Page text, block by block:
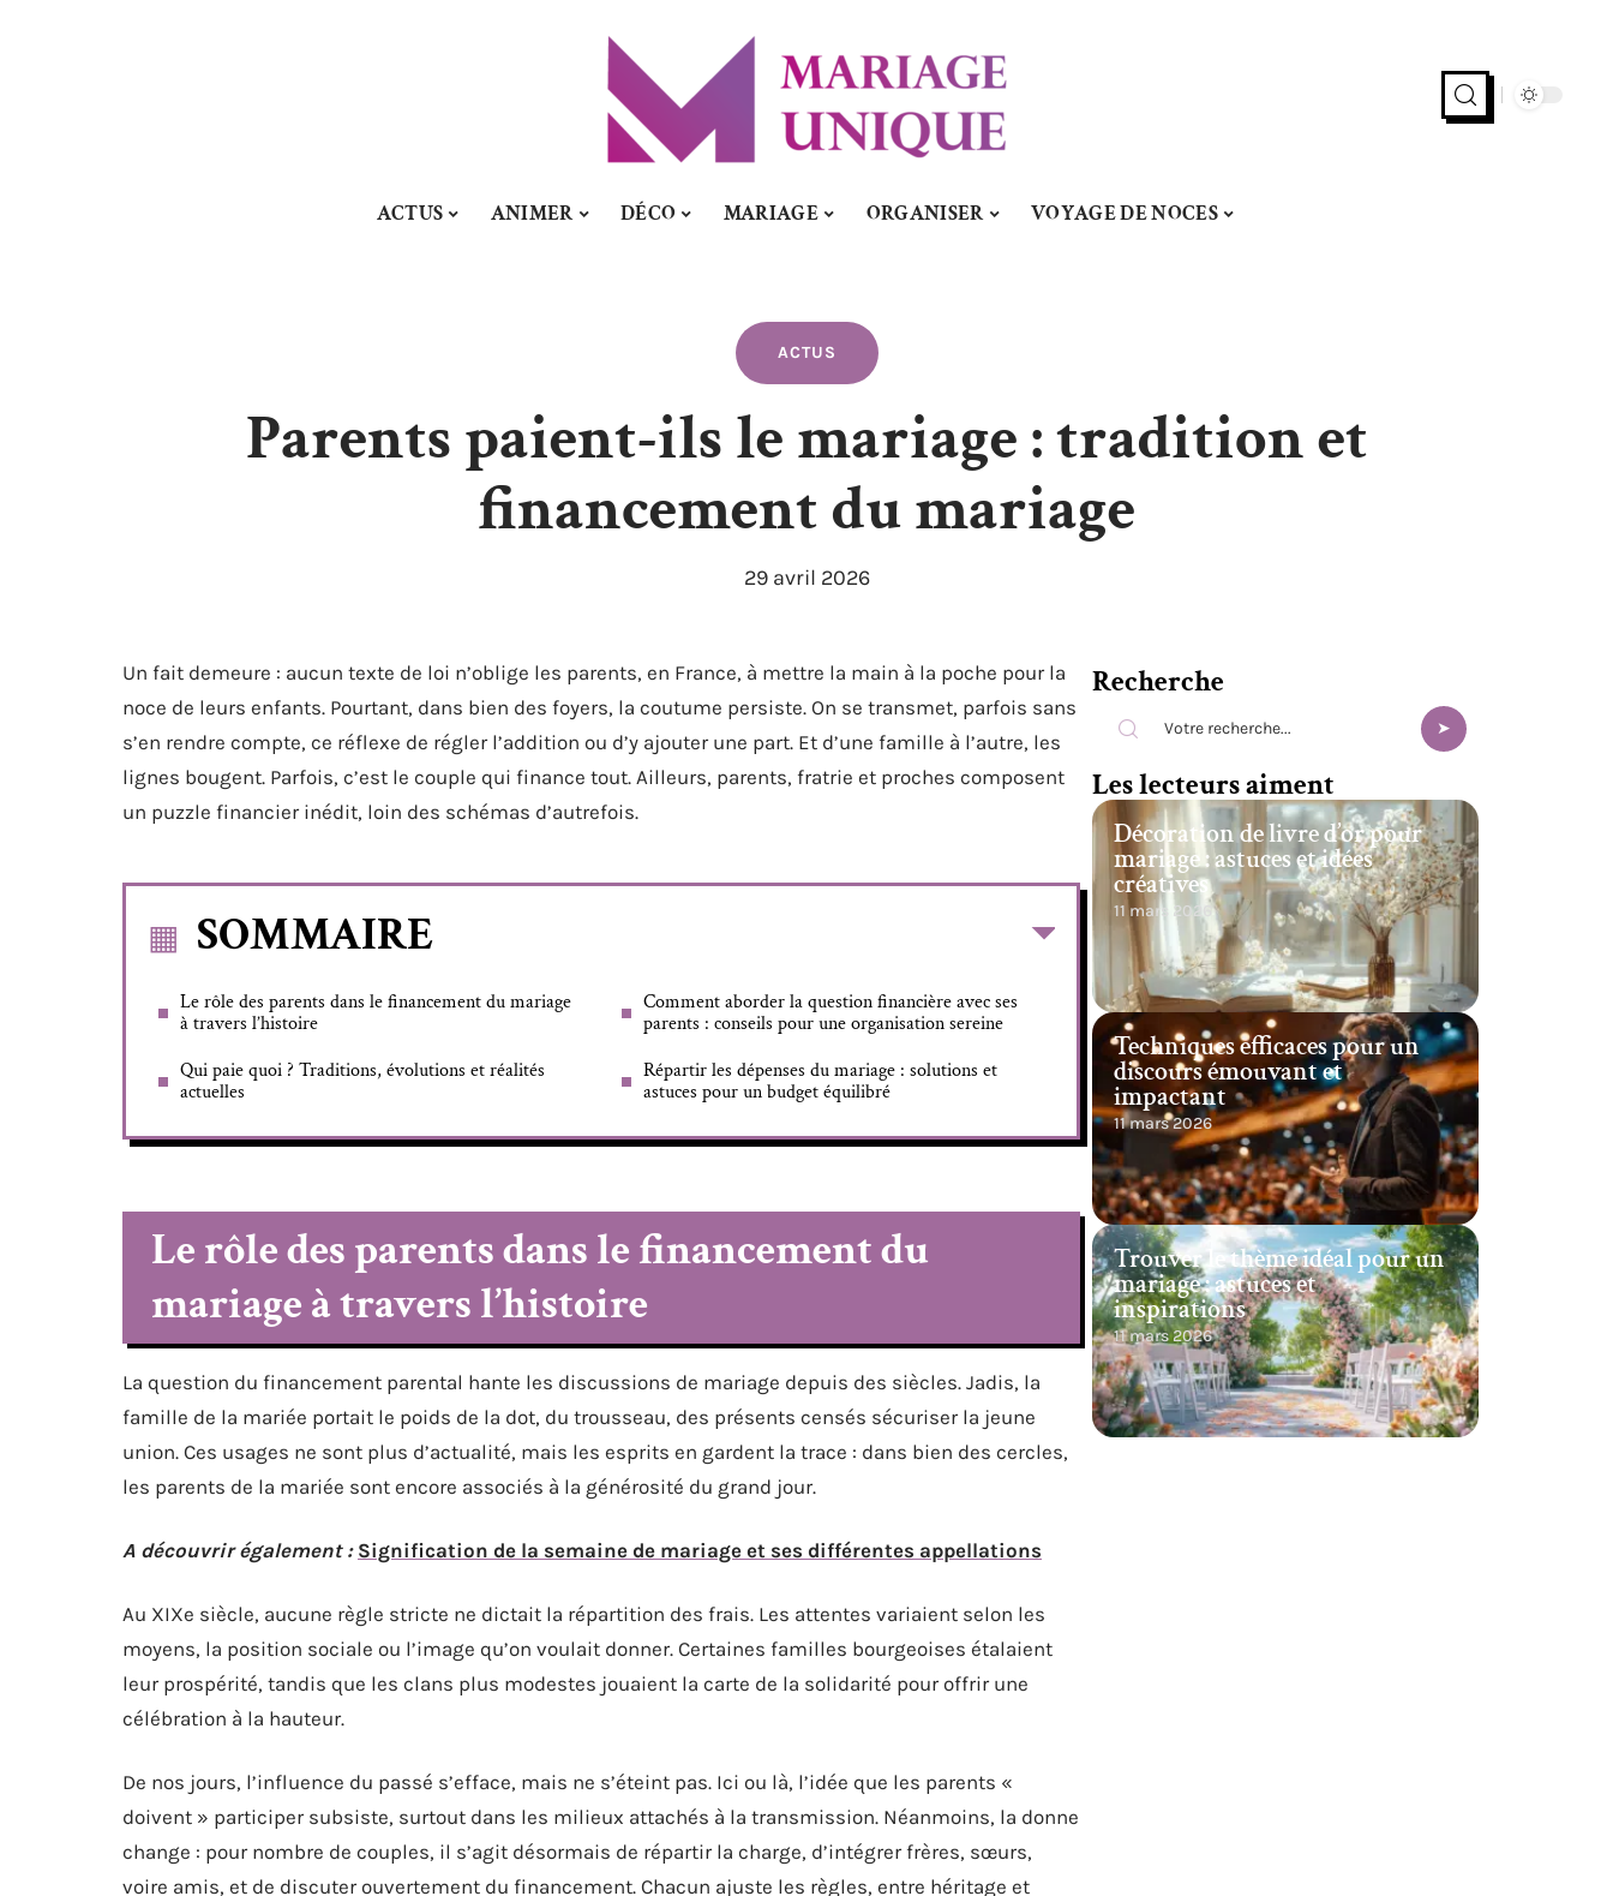
ACTUS ANIMER DÉCO MARIAGE ORGANISER VOYAGE DE NOCES
ACTUS
Parents paient-ils le mariage : tradition et
financement du mariage
29 avril 2026
Un fait demeure : aucun texte de loi n’oblige les parents, en France, à mettre la main à la poche pour la
noce de leurs enfants. Pourtant, dans bien des foyers, la coutume persiste. On se transmet, parfois sans
s’en rendre compte, ce réflexe de régler l’addition ou d’y ajouter une part. Et d’une famille à l’autre, les
lignes bougent. Parfois, c’est le couple qui finance tout. Ailleurs, parents, fratrie et proches composent
un puzzle financier inédit, loin des schémas d’autrefois.
SOMMAIRE
Le rôle des parents dans le financement du mariage
à travers l’histoire
Qui paie quoi ? Traditions, évolutions et réalités
actuelles
Comment aborder la question financière avec ses
parents : conseils pour une organisation sereine
Répartir les dépenses du mariage : solutions et
astuces pour un budget équilibré
Le rôle des parents dans le financement du
mariage à travers l’histoire
La question du financement parental hante les discussions de mariage depuis des siècles. Jadis, la
famille de la mariée portait le poids de la dot, du trousseau, des présents censés sécuriser la jeune
union. Ces usages ne sont plus d’actualité, mais les esprits en gardent la trace : dans bien des cercles,
les parents de la mariée sont encore associés à la générosité du grand jour.
A découvrir également : Signification de la semaine de mariage et ses différentes appellations
Au XIXe siècle, aucune règle stricte ne dictait la répartition des frais. Les attentes variaient selon les
moyens, la position sociale ou l’image qu’on voulait donner. Certaines familles bourgeoises étalaient
leur prospérité, tandis que les clans plus modestes jouaient la carte de la solidarité pour offrir une
célébration à la hauteur.
De nos jours, l’influence du passé s’efface, mais ne s’éteint pas. Ici ou là, l’idée que les parents «
doivent » participer subsiste, surtout dans les milieux attachés à la transmission. Néanmoins, la donne
change : pour nombre de couples, il s’agit désormais de répartir la charge, d’intégrer frères, sœurs,
voire amis, et de discuter ouvertement du financement. Chacun ajuste les règles, entre héritage et
Recherche
Les lecteurs aiment
Décoration de livre d’or pour
mariage : astuces et idées
créatives
11 mars 2026
Techniques efficaces pour un
discours émouvant et
impactant
11 mars 2026
Trouver le thème idéal pour un
mariage : astuces et
inspirations
11 mars 2026